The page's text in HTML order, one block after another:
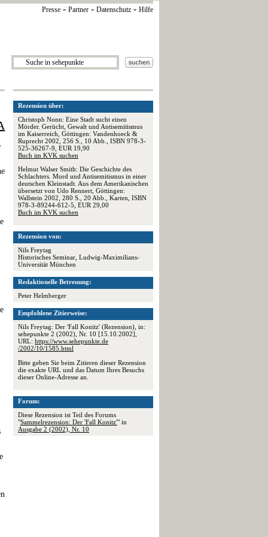
Presse - Partner - Datenschutz - Hilfe
Rezension über:
Christoph Nonn: Eine Stadt sucht einen
Mörder. Gerücht, Gewalt und Antisemitismus
im Kaiserreich, Göttingen: Vandenhoeck &
Ruprecht 2002, 256 S., 10 Abb., ISBN 978-3-
525-36267-9, EUR 19,90
Buch im KVK suchen
Helmut Walser Smith: Die Geschichte des
Schlachters. Mord und Antisemitismus in einer
deutschen Kleinstadt. Aus dem Amerikanischen
übersetzt von Udo Rennert, Göttingen:
Wallstein 2002, 280 S., 20 Abb., Karten, ISBN
978-3-89244-612-5, EUR 29,00
Buch im KVK suchen
Rezension von:
Nils Freytag
Historisches Seminar, Ludwig-Maximilians-
Universität München
Redaktionelle Betreuung:
Peter Helmberger
Empfohlene Zitierweise:
Nils Freytag: Der 'Fall Konitz' (Rezension), in:
sehepunkte 2 (2002), Nr. 10 [15.10.2002],
URL: https://www.sehepunkte.de
/2002/10/1585.html
Bitte geben Sie beim Zitieren dieser Rezension
die exakte URL und das Datum Ihres Besuchs
dieser Online-Adresse an.
Forum:
Diese Rezension ist Teil des Forums
"Sammelrezension: Der 'Fall Konitz'" in
Ausgabe 2 (2002), Nr. 10